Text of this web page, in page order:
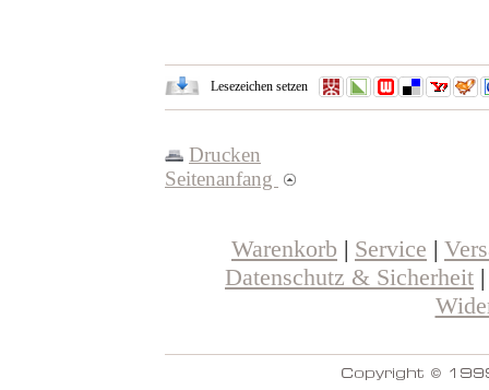
Lesezeichen setzen
Drucken
Seitenanfang
Warenkorb | Service |
Datenschutz & Sicherheit